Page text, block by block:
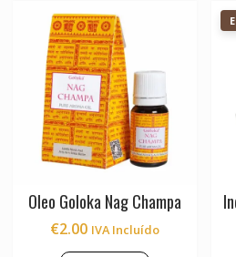
Oleo Goloka Nag Champa
€2.00 IVA Incluído